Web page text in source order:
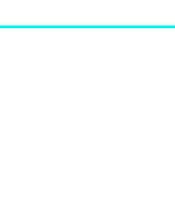
y Crecimiento Personal